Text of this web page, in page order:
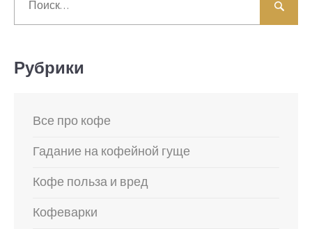
Рубрики
Все про кофе
Гадание на кофейной гуще
Кофе польза и вред
Кофеварки